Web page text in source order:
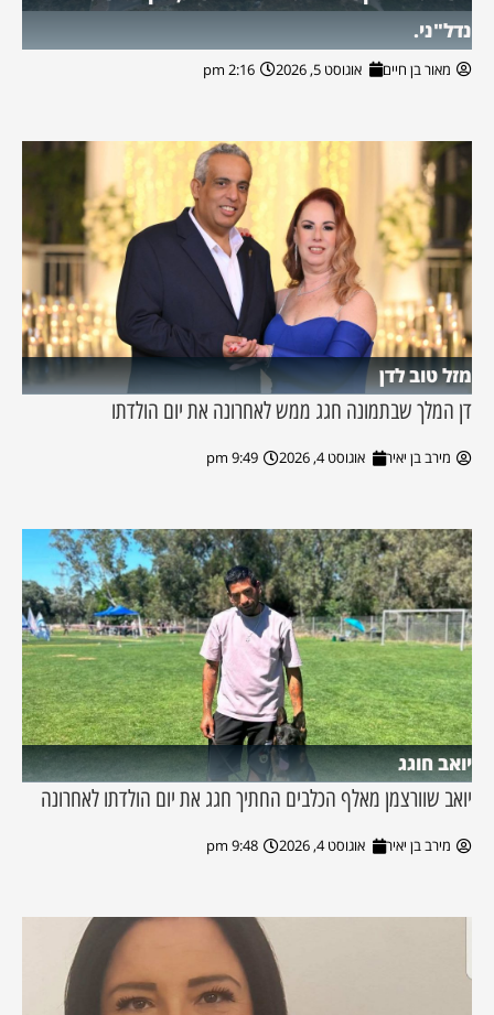
נדל"ני.
מאור בן חיים אוגוסט 5, 2026 2:16 pm
מזל טוב לדן
דן המלך שבתמונה חגג ממש לאחרונה את יום הולדתו
מירב בן יאיר אוגוסט 4, 2026 9:49 pm
יואב חוגג
יואב שוורצמן מאלף הכלבים החתיך חגג את יום הולדתו לאחרונה
מירב בן יאיר אוגוסט 4, 2026 9:48 pm